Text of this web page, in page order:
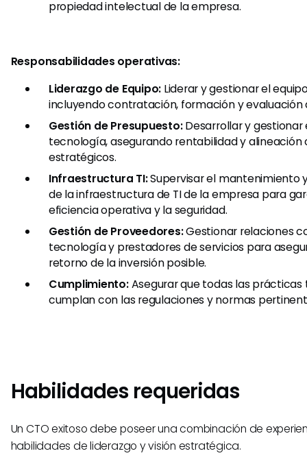
propiedad intelectual de la empresa.
Responsabilidades operativas:
Liderazgo de Equipo: Liderar y gestionar el
incluyendo contratación, formación y evaluación
Gestión de Presupuesto:Desarrollar y gestionar
tecnología, asegurando rentabilidad y alineación
estratégicos.
Infraestructura TI:Supervisar el mantenimiento
de la infraestructura de TI de la empresa para
eficiencia operativa y la seguridad.
Gestión de Proveedores:Gestionar relaciones
tecnología y prestadores de servicios para
retorno de la inversión posible.
Cumplimiento:Asegurar que todas las
cumplan con las regulaciones y normas
Habilidades requeridas
Un CTO exitoso debe poseer una combinación de
habilidades de liderazgo y visión estratégica.